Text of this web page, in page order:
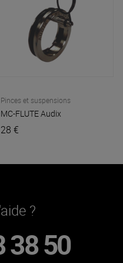
Pinces et suspensions
MC-FLUTEAudix
28 €
?
38 50